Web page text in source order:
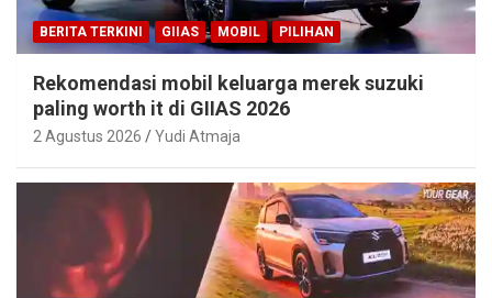
BERITA TERKINI GIIAS MOBIL PILIHAN
Rekomendasi mobil keluarga merek suzuki
paling worth it di GIIAS 2026
2 Agustus 2026 Yudi Atmaja